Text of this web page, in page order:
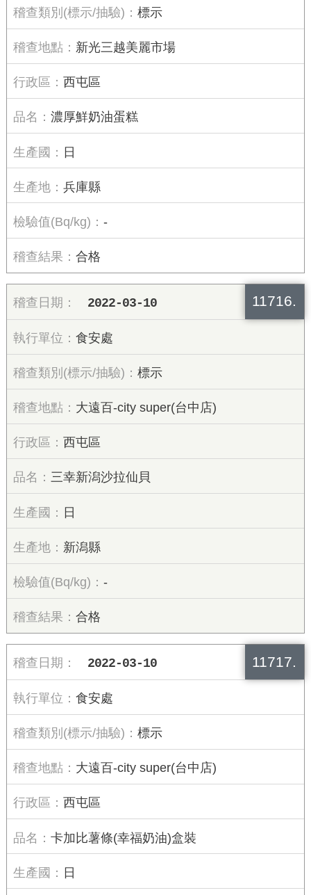
標示
新光三越美麗市場
西屯區
濃厚鮮奶油蛋糕
日
兵庫縣
-
合格
11716.
2022-03-10
食安處
標示
大遠百-city super(台中店)
西屯區
三幸新潟沙拉仙貝
日
新潟縣
-
合格
11717.
2022-03-10
食安處
標示
大遠百-city super(台中店)
西屯區
卡加比薯條(幸福奶油)盒裝
日